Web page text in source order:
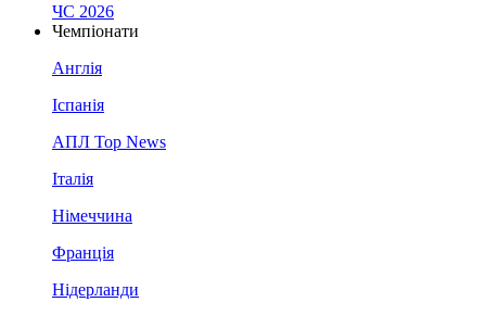
ЧС 2026
Чемпіонати
Англія
Іспанія
АПЛ Top News
Італія
Німеччина
Франція
Нідерланди